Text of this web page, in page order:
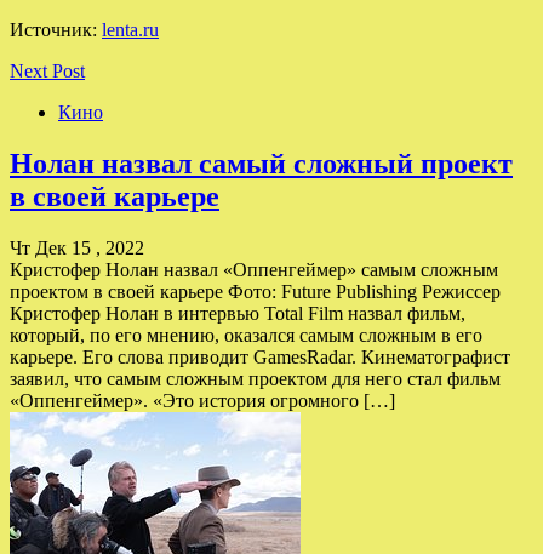
Источник: lenta.ru
Next Post
Кино
Нолан назвал самый сложный проект
в своей карьере
Чт Дек 15 , 2022
Кристофер Нолан назвал «Оппенгеймер» самым сложным
проектом в своей карьере Фото: Future Publishing Режиссер
Кристофер Нолан в интервью Total Film назвал фильм,
который, по его мнению, оказался самым сложным в его
карьере. Его слова приводит GamesRadar. Кинематографист
заявил, что самым сложным проектом для него стал фильм
«Оппенгеймер». «Это история огромного […]